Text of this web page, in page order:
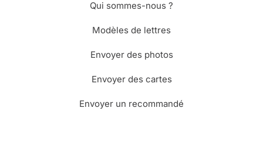
Qui sommes-nous ?
Modèles de lettres
Envoyer des photos
Envoyer des cartes
Envoyer un recommandé